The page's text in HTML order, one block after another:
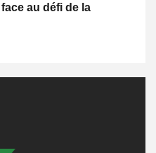
au défi de la